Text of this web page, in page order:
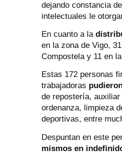
dejando constancia
intelectuales le
En cuanto a la
en la zona de Vigo,
Compostela y 11 en
Estas 172 personas
trabajadoras
de repostería,
ordenanza, limpieza
deportivas, entre
Despuntan en este
mismos en